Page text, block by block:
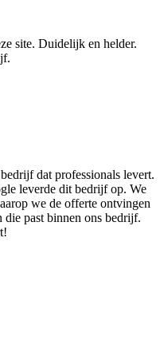
site. Duidelijk en helder.
dat professionals levert.
leverde dit bedrijf op. We
we de offerte ontvingen
die past binnen ons bedrijf.